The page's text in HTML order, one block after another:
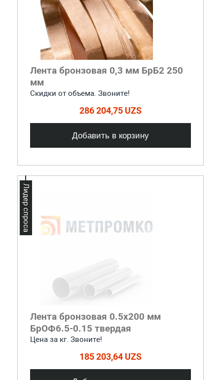
Лента бронзовая 0,3 мм БрБ2 250
мм
Скидки от объема. Звоните!
286 204,75 UZS
Добавить в корзину
Лента бронзовая 0.5x200 мм
БрОФ6.5-0.15 твердая
Цена за кг. Звоните!
185 203,64 UZS
Лидер спроса